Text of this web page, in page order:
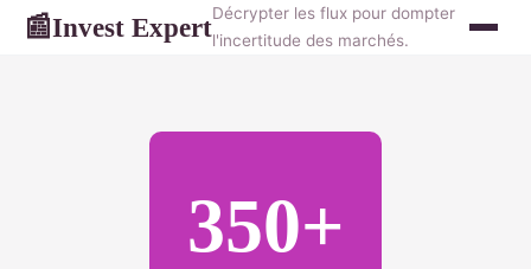
📰Invest ExpertDécrypter les flux pour dompter
l'incertitude des marchés.
350+